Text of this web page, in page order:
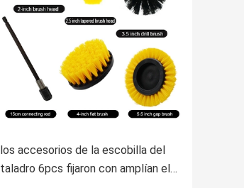
los accesorios de la escobilla del
taladro 6pcs fijaron con amplían el